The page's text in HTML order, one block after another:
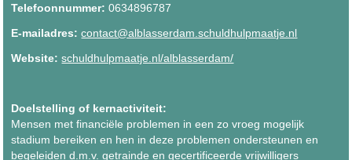
Telefoonnummer: 0634896787
E-mailadres: contact@alblasserdam.schuldhulpmaatje.nl
Website: schuldhulpmaatje.nl/alblasserdam/
Doelstelling of kernactiviteit:
Mensen met financiële problemen in een zo vroeg mogelijk
stadium bereiken en hen in deze problemen ondersteunen en
begeleiden d.m.v. getrainde en gecertificeerde vrijwilligers